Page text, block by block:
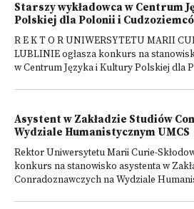
Starszy wykładowca w Centrum
Polskiej dla Polonii i
R E K T O R UNIWERSYTETU MARII
LUBLINIE ogłasza konkurs na
w Centrum Języka i Kultury Polskiej dla
Asystent w Zakładzie Studiów
Wydziale Humanistycznym UMCS
Rektor Uniwersytetu Marii Curie-
konkurs na stanowisko asystenta w
Conradoznawczych na Wydziale